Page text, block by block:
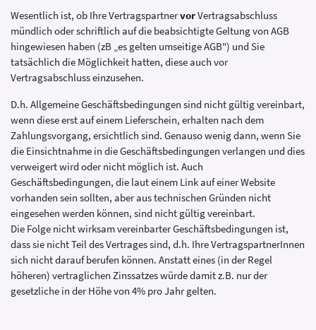
Wesentlich ist, ob Ihre VertragspartnervorVertragsabschluss
mündlich oder schriftlich auf die beabsichtigte Geltung von AGB
hingewiesen haben (zB „es gelten umseitige AGB") und Sie
tatsächlich die Möglichkeit hatten, diese auch vor
Vertragsabschluss einzusehen.
D.h. Allgemeine Geschäftsbedingungen sind nicht gültig vereinbart,
wenn diese erst auf einem Lieferschein, erhalten nach dem
Zahlungsvorgang, ersichtlich sind. Genauso wenig dann, wenn Sie
die Einsichtnahme in die Geschäftsbedingungen verlangen und dies
verweigert wird oder nicht möglich ist. Auch
Geschäftsbedingungen, die laut einem Link auf einer Website
vorhanden sein sollten, aber aus technischen Gründen nicht
eingesehen werden können, sind nicht gültig vereinbart.
Die Folge nicht wirksam vereinbarter Geschäftsbedingungen ist,
dass sie nicht Teil des Vertrages sind, d.h. Ihre VertragspartnerInnen
sich nicht darauf berufen können. Anstatt eines (in der Regel
höheren) vertraglichen Zinssatzes würde damit z.B. nur der
gesetzliche in der Höhe von 4% pro Jahr gelten.